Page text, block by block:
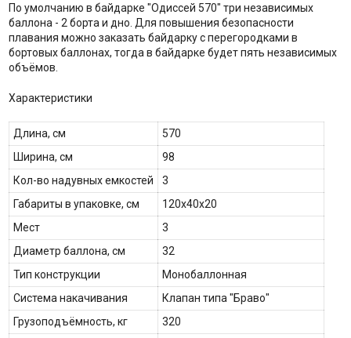
По умолчанию в байдарке "Одиссей 570" три независимых
баллона - 2 борта и дно. Для повышения безопасности
плавания можно заказать байдарку с перегородками в
бортовых баллонах, тогда в байдарке будет пять независимых
объёмов.
Характеристики
Длина, см
570
Ширина, см
98
Кол-во надувных емкостей
3
Габариты в упаковке, см
120х40х20
Мест
3
Диаметр баллона, см
32
Тип конструкции
Монобаллонная
Система накачивания
Клапан типа "Браво"
Грузоподъёмность, кг
320